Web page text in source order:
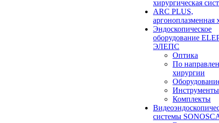
хирургическая
ARC PLUS,
аргоноплазменная
Эндоскопическое
оборудование
ЭЛЕПС
Оптика
По
хирургии
Инструменты
Комплекты
системы